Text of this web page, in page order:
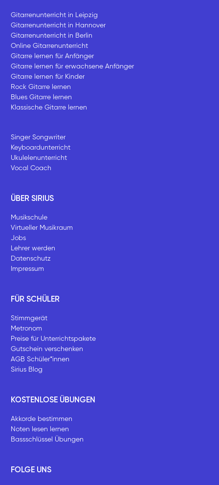
Gitarrenunterricht in Leipzig
Gitarrenunterricht in Hannover
Gitarrenunterricht in Berlin
Online Gitarrenunterricht
Gitarre lernen für Anfänger
Gitarre lernen für erwachsene Anfänger
Gitarre lernen für Kinder
Rock Gitarre lernen
Blues Gitarre lernen
Klassische Gitarre lernen
Singer Songwriter
Keyboardunterricht
Ukulelenunterricht
Vocal Coach
ÜBER SIRIUS
Musikschule
Virtueller Musikraum
Jobs
Lehrer werden
Datenschutz
Impressum
FÜR SCHÜLER
Stimmgerät
Metronom
Preise für Unterrichtspakete
Gutschein verschenken
AGB Schüler*innen
Sirius Blog
KOSTENLOSE ÜBUNGEN
Akkorde bestimmen
Noten lesen lernen
Bassschlüssel Übungen
FOLGE UNS